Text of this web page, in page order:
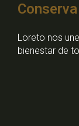
Loreto nos
bienestar de